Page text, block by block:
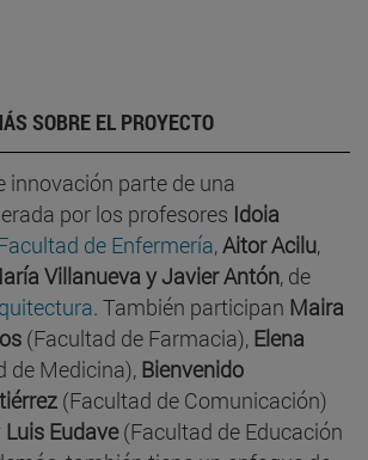
SOBRE EL PROYECTO
innovación parte de una
por los profesores Idoia
de Enfermería,Aitor Acilu,
Villanueva y Javier Antón, de
. También participan Maira
(Facultad de Farmacia), Elena
de Medicina), Bienvenido
(Facultad de Comunicación)
Luis Eudave(Facultad de Educación